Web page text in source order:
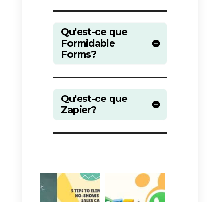
Zapier peut effectuer une action
spécifique, comme créer un
nouveau contact dans un CRM.
Dans le cas où votre équipe
informatique n’a pas la capacité
d’implémenter la connexion entre
ou si vous souhaitez gagner un
temps crucial, vous pouvez